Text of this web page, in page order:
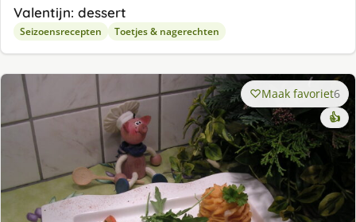
Valentijn: dessert
Seizoensrecepten Toetjes & nagerechten
Maak favoriet6
👍